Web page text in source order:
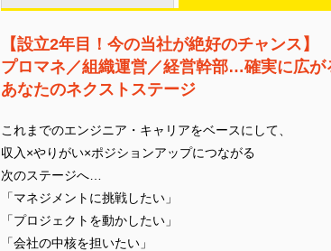
【設立2年目！今の当社が絶好のチャンス】
プロマネ／組織運営／経営幹部…確実に広が
あなたのネクストステージ
これまでのエンジニア・キャリアをベースにして、
収入×やりがい×ポジションアップにつながる
次のステージへ…
「マネジメントに挑戦したい」
「プロジェクトを動かしたい」
「会社の中核を担いたい」